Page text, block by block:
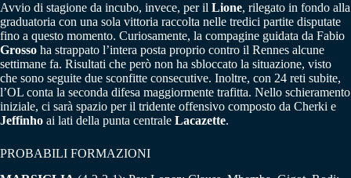
Avvio di stagione da incubo, invece, per il Lione, rilegato in fondo alla
graduatoria con una sola vittoria raccolta nelle tredici partite disputate
fino a questo momento. Curiosamente, la compagine guidata da Fabio
Grosso ha strappato l’intera posta proprio contro il Rennes alcune
settimane fa. Risultati che però non ha sbloccato la situazione, visto
che sono seguite due sconfitte consecutive. Inoltre, con 24 reti subite,
l’OL conta la seconda difesa maggiormente trafitta. Nello schieramento
iniziale, ci sarà spazio per il tridente offensivo composto da Cherki e
Jeffinho ai lati della punta centrale Lacazette.
PROBABILI FORMAZIONI